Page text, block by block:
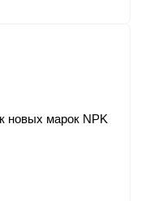
новых марок NPK